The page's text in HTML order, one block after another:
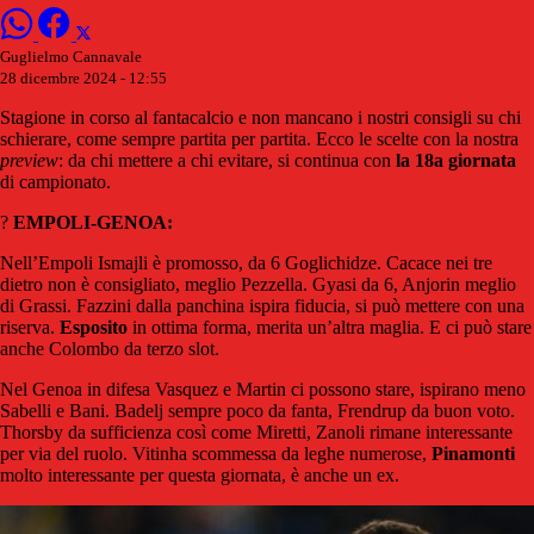
Guglielmo Cannavale
28 dicembre 2024 - 12:55
Stagione in corso al fantacalcio e non mancano i nostri consigli su chi
schierare, come sempre partita per partita. Ecco le scelte con la nostra
preview: da chi mettere a chi evitare, si continua con la 18a giornata
di campionato.
? EMPOLI-GENOA:
Nell’Empoli Ismajli è promosso, da 6 Goglichidze. Cacace nei tre
dietro non è consigliato, meglio Pezzella. Gyasi da 6, Anjorin meglio
di Grassi. Fazzini dalla panchina ispira fiducia, si può mettere con una
riserva. Esposito in ottima forma, merita un’altra maglia. E ci può stare
anche Colombo da terzo slot.
Nel Genoa in difesa Vasquez e Martin ci possono stare, ispirano meno
Sabelli e Bani. Badelj sempre poco da fanta, Frendrup da buon voto.
Thorsby da sufficienza così come Miretti, Zanoli rimane interessante
per via del ruolo. Vitinha scommessa da leghe numerose, Pinamonti
molto interessante per questa giornata, è anche un ex.